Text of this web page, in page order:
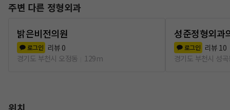
주변 다른 정형외과
밝은비전의원
로그인 리뷰 0
경기도 부천시 오정동
129m
성준정형외과
로그인 리뷰 10
경기도 부천시 성